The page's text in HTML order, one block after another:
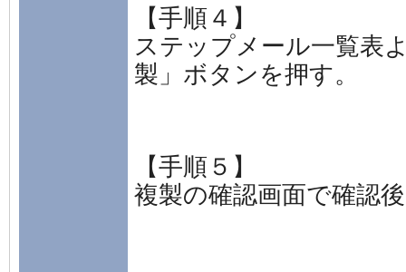
【手順４】
ステップメール一覧表
製」ボタンを押す。
【手順５】
複製の確認画面で確認